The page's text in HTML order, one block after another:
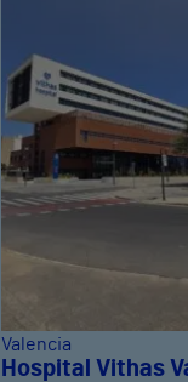
Valencia
Hospital Vithas